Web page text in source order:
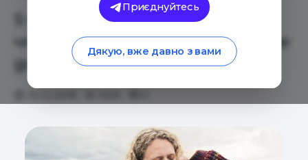
5 советов, что делать,
чтобы не утратить хрупкое
доверие своих детей
Приєднуйтесь
Дякую, вже давно з вами